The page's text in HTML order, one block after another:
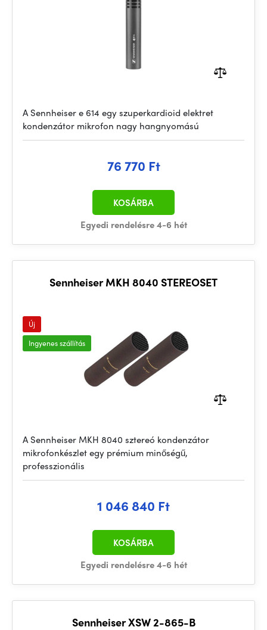
A Sennheiser e 614 egy szuperkardioid elektret
kondenzátor mikrofon nagy hangnyomású
76 770 Ft
Egyedi rendelésre 4-6 hét
KOSÁRBA
Sennheiser MKH 8040 STEREOSET
Új
Ingyenes szállítás
A Sennheiser MKH 8040 sztereó kondenzátor
mikrofonkészlet egy prémium minőségű,
professzionális
1 046 840 Ft
Egyedi rendelésre 4-6 hét
KOSÁRBA
Sennheiser XSW 2-865-B